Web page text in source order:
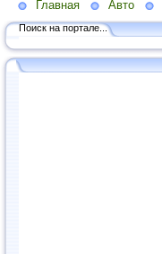
Главная Авто
Поиск на портале...